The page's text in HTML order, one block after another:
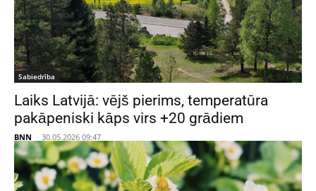
Sabiedrība
Laiks Latvijā: vējš pierims, temperatūra
pakāpeniski kāps virs +20 grādiem
BNN - 30.05.2026 09:47